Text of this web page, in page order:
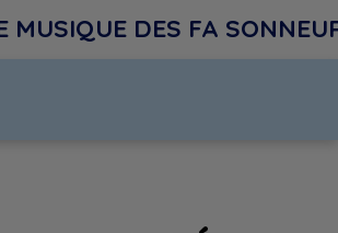
MUSIQUE DES FA